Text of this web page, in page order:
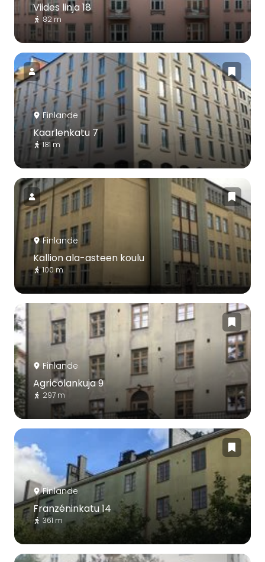
Viides linja 18
82 m
Finlande
Kaarlenkatu 7
181 m
Finlande
Kallion ala-asteen koulu
100 m
Finlande
Agricolankuja 9
297 m
Finlande
Franzéninkatu 14
361 m